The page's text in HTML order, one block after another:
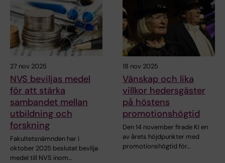
27 nov 2025
NVS beviljas medel
för att stärka
sambandet mellan
utbildning och
forskning
Fakultetsnämnden har i
oktober 2025 beslutat bevilja
medel till NVS inom…
18 nov 2025
Vänskap och lika
villkor hedersgäster
på höstens
promotionshögtid
Den 14 november firade KI en
av årets höjdpunkter med
promotionshögtid för…